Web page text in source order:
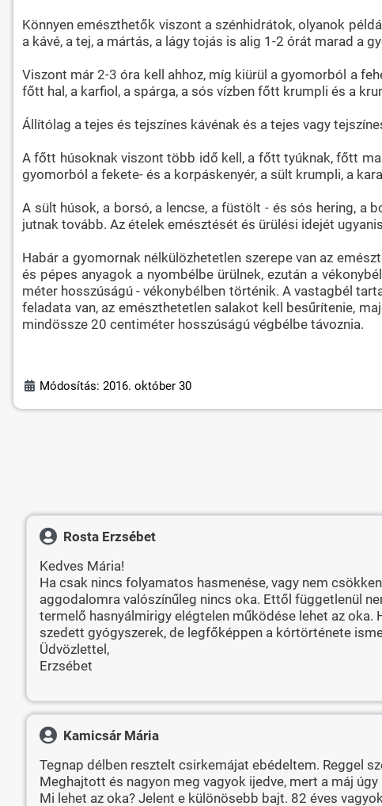
Könnyen emészthetők viszont a szénhidrátok, olyanok
a kávé, a tej, a mártás, a lágy tojás is alig 1-2 órát marad a
Viszont már 2-3 óra kell ahhoz, míg kiürül a gyomorból a
főtt hal, a karfiol, a spárga, a sós vízben főtt krumpli és a
Állítólag a tejes és tejszínes kávénak és a tejes vagy
A főtt húsoknak viszont több idő kell, a főtt tyúknak, főtt
gyomorból a fekete- és a korpáskenyér, a sült krumpli, a
A sült húsok, a borsó, a lencse, a füstölt - és sós hering, a
jutnak tovább. Az ételek emésztését és ürülési idejét
Habár a gyomornak nélkülözhetetlen szerepe van az
és pépes anyagok a nyombélbe ürülnek, ezután a
méter hosszúságú - vékonybélben történik. A vastagbél
feladata van, az emészthetetlen salakot kell besűrítenie,
mindössze 20 centiméter hosszúságú végbélbe távoznia.
Módosítás: 2016. október 30
Rosta Erzsébet
Kedves Mária!
Ha csak nincs folyamatos hasmenése, vagy nem
aggodalomra valószínűleg nincs oka. Ettől függetlenül
termelő hasnyálmirigy elégtelen működése lehet az oka.
szedett gyógyszerek, de legfőképpen a kórtörténete
Üdvözlettel,
Erzsébet
Kamicsár Mária
Tegnap délben resztelt csirkemájat ebédeltem. Reggel
Meghajtott és nagyon meg vagyok ijedve, mert a máj
Mi lehet az oka? Jelent e különösebb bajt. 82 éves